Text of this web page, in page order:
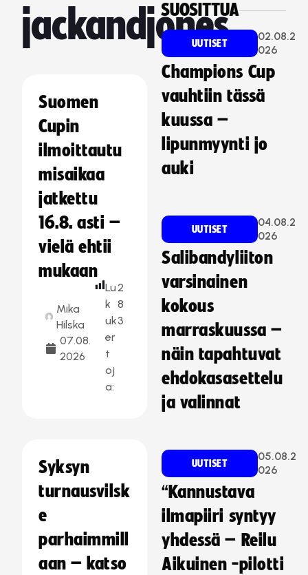
jackandjones
Suomen
Cupin
ilmoittautu
misaikaa
jatkettu
16.8. asti –
vielä ehtii
mukaan
Mika
Hilska
07.08.
2026
Lu
k
uk
er
t
oj
a:
2
8
3
Syksyn
turnausvilsk
e
parhaimmill
aan – katso
SUOSITTUA
UUTISET
02.08.2
026
Champions Cup
vauhtiin tässä
kuussa –
lipunmyynti jo
auki
UUTISET
04.08.2
026
Salibandyliiton
varsinainen
kokous
marraskuussa –
näin tapahtuvat
ehdokasasettelu
ja valinnat
UUTISET
05.08.2
026
“Kannustava
ilmapiiri syntyy
yhdessä – Reilu
Aikuinen -pilotti